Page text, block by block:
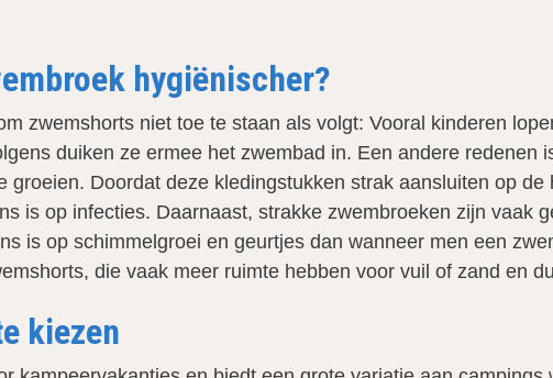
hygiënischer?
zwemshorts niet toe te staan als volgt: Vooral kinderen
duiken ze ermee het zwembad in. Een andere redenen
groeien. Doordat deze kledingstukken strak aansluiten op
is op infecties. Daarnaast, strakke zwembroeken zijn vaak
is op schimmelgroei en geurtjes dan wanneer men een
die vaak meer ruimte hebben voor vuil of zand en
kiezen